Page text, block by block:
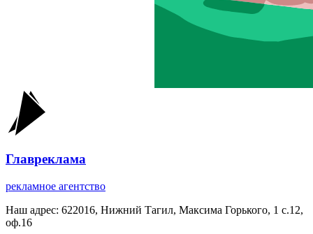
Главреклама
рекламное агентство
Наш адрес: 622016, Нижний Тагил, Максима Горького, 1 c.12,
оф.16